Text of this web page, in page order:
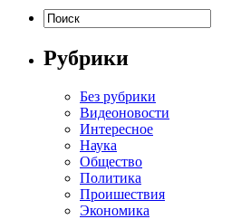
Рубрики
Без рубрики
Видеоновости
Интересное
Наука
Общество
Политика
Проишествия
Экономика